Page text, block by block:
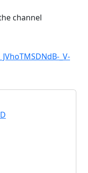
channel
_V-